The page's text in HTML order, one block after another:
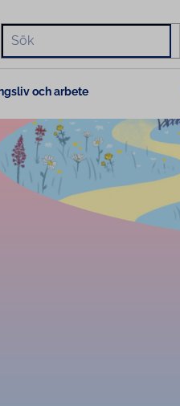
Hae
och arbete